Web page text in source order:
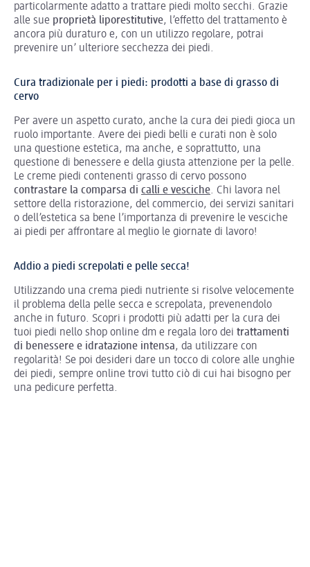
particolarmente adatto a trattare piedi molto secchi. Grazie
alle sue proprietà liporestitutive, l’effetto del trattamento è
ancora più duraturo e, con un utilizzo regolare, potrai
prevenire un’ ulteriore secchezza dei piedi.
Cura tradizionale per i piedi: prodotti a base di grasso di
cervo
Per avere un aspetto curato, anche la cura dei piedi gioca un
ruolo importante. Avere dei piedi belli e curati non è solo
una questione estetica, ma anche, e soprattutto, una
questione di benessere e della giusta attenzione per la pelle.
Le creme piedi contenenti grasso di cervo possono
contrastare la comparsa di calli e vesciche. Chi lavora nel
settore della ristorazione, del commercio, dei servizi sanitari
o dell’estetica sa bene l’importanza di prevenire le vesciche
ai piedi per affrontare al meglio le giornate di lavoro!
Addio a piedi screpolati e pelle secca!
Utilizzando una crema piedi nutriente si risolve velocemente
il problema della pelle secca e screpolata, prevenendolo
anche in futuro. Scopri i prodotti più adatti per la cura dei
tuoi piedi nello shop online dm e regala loro dei trattamenti
di benessere e idratazione intensa, da utilizzare con
regolarità! Se poi desideri dare un tocco di colore alle unghie
dei piedi, sempre online trovi tutto ciò di cui hai bisogno per
una pedicure perfetta.